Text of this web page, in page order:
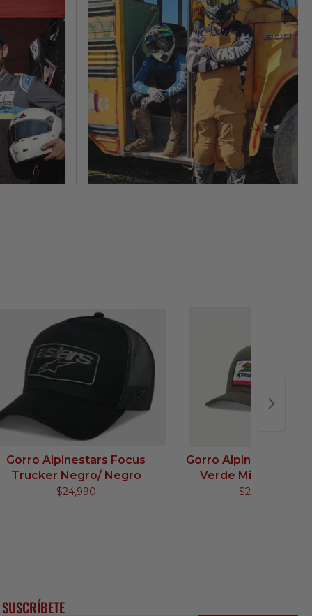
Gorro Alpinestars Focus
Trucker Negro/ Negro
$24,990
Gorro Alpinestars
Verde Militar/
$24,990
SUSCRÍBETE